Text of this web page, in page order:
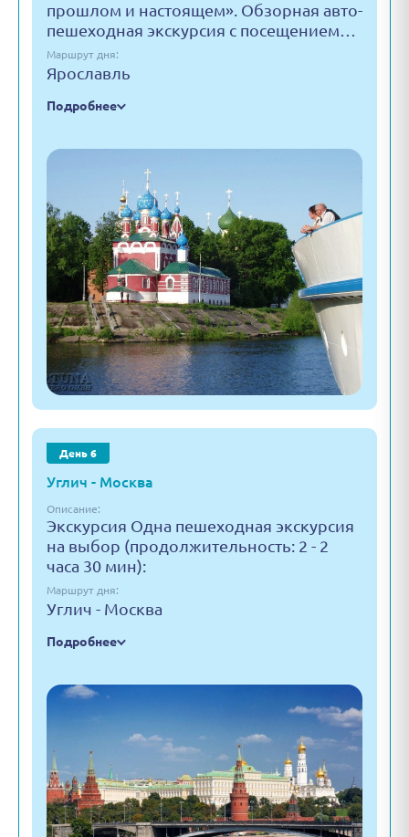
прошлом и настоящем». Обзорная авто-
пешеходная экскурсия с посещением…
Маршрут дня:
Ярославль
Подробнее
День 6
Углич - Москва
Описание:
Экскурсия Одна пешеходная экскурсия
на выбор (продолжительность: 2 - 2
часа 30 мин):
Маршрут дня:
Углич - Москва
Подробнее